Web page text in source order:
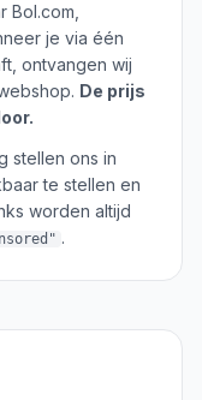
Bol.com,
je via één
ontvangen wij
De prijs
stellen ons in
te stellen en
worden altijd
.